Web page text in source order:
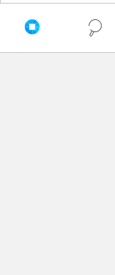
Twoje imię